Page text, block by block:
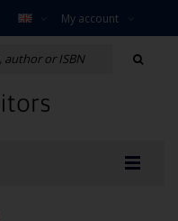
My account